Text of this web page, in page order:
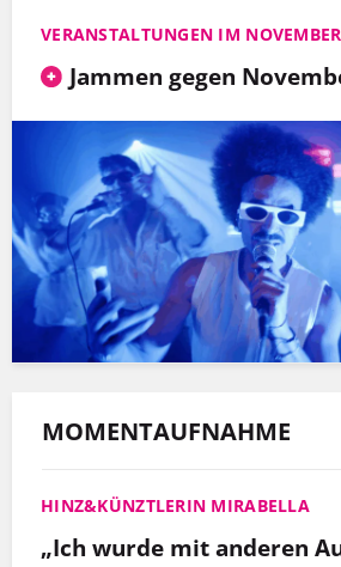
VERANSTALTUNGEN IM NOVEMBER
Jammen gegen
MOMENTAUFNAHME
HINZ&KÜNZTLERIN MIRABELLA
„Ich wurde mit anderen